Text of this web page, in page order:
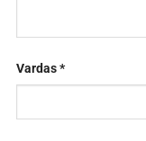
Vardas*